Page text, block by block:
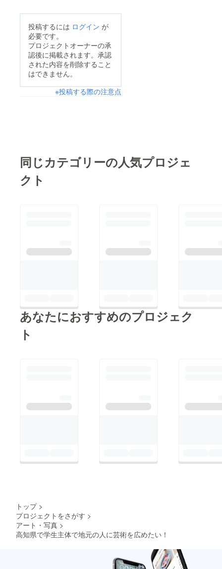
投稿するには ログイン が
必要です。
プロジェクトオーナーの承
認後に掲載されます。承認
された内容を削除すること
はできません。
※投稿する際の注意点
同じカテゴリーの人気プロジェ
クト
あなたにおすすめのプロジェク
ト
トップ >
プロジェクトをさがす >
アート・写真 >
高知県で学生主体で地元の人に芸術を広めたい！